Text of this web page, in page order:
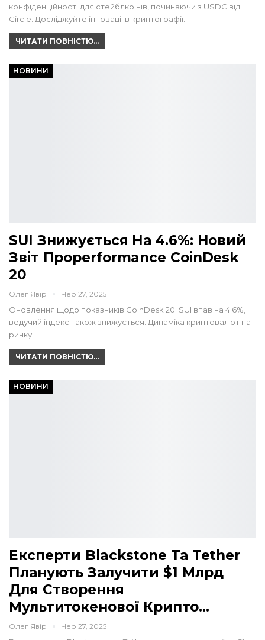
конфіденційності для стейблкоінів, починаючи з USDC від
Circle. Досліджуйте інновації в криптографії.
ЧИТАТИ ПОВНІСТЮ...
НОВИНИ
SUI Знижується На 4.6%: Новий
Звіт Проperformance CoinDesk
20
Олег Явір Чер 27, 2025
Оновлення щодо показників CoinDesk 20: SUI впав на 4.6%,
ведучий індекс також знижується. Динаміка криптовалют на
ринку.
ЧИТАТИ ПОВНІСТЮ...
НОВИНИ
Експерти Blackstone Та Tether
Планують Залучити $1 Млрд
Для Створення
Мультитокенової Крипто…
Олег Явір Чер 27, 2025